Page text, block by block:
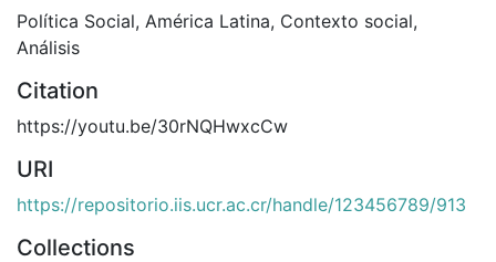
Política Social, América Latina, Contexto social,
Análisis
Citation
https://youtu.be/30rNQHwxcCw
URI
https://repositorio.iis.ucr.ac.cr/handle/123456789/913
Collections